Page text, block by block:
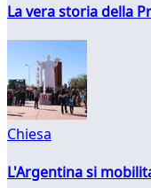
La vera storia della
Chiesa
L'Argentina si